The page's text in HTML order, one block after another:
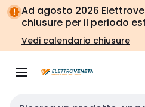
Vai alla
navigazione
Vai
alla
pagina
Ad agosto 2026
chiusure per il periodo
Vedi calendario chiusure